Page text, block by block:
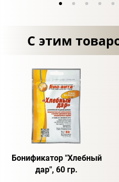
С этим
Бонификатор "Хлебный
дар", 60 гр.